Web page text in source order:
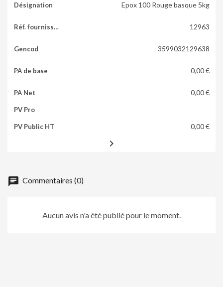
Epox 100 Rouge basque 5kg
12963
3599032129638
0,00 €
0,00 €
0,00 €

chat Commentaires (0)
Aucun avis n'a été publié pour le moment.